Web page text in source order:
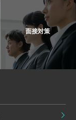
面接対策